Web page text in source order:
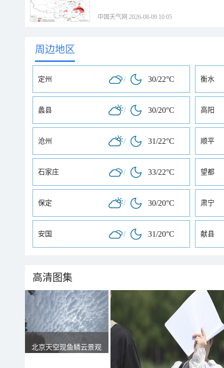
中国天气网 2026-08-09 10:05
周边地区
定州 / 30/22°C 衡水
蠡县 / 30/20°C 高阳
沧州 / 31/22°C 顺平
石家庄 / 33/22°C 望都
保定 / 30/20°C 肃宁
安国 / 31/20°C 献县
高清图集
北京天空现鱼鳞云景观